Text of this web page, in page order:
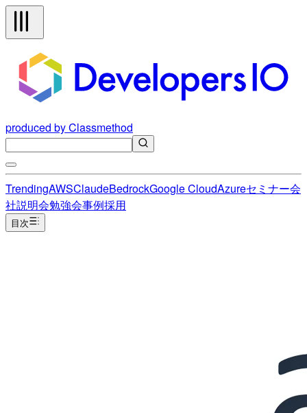
produced by Classmethod
TrendingAWSClaudeBedrockGoogle CloudAzureセミナー会
社説明会勉強会事例採用
目次